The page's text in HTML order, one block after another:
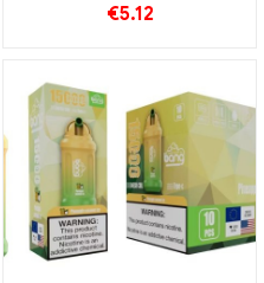
vaisių aromatų
€5.12